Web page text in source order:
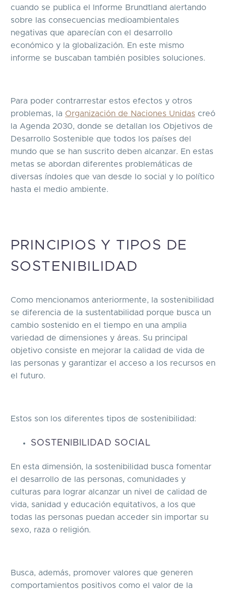
cuando se publica el Informe Brundtland alertando
sobre las consecuencias medioambientales
negativas que aparecían con el desarrollo
económico y la globalización. En este mismo
informe se buscaban también posibles soluciones.
Para poder contrarrestar estos efectos y otros
problemas, la Organización de Naciones Unidas creó
la Agenda 2030, donde se detallan los Objetivos de
Desarrollo Sostenible que todos los países del
mundo que se han suscrito deben alcanzar. En estas
metas se abordan diferentes problemáticas de
diversas índoles que van desde lo social y lo político
hasta el medio ambiente.
PRINCIPIOS Y TIPOS DE
SOSTENIBILIDAD
Como mencionamos anteriormente, la sostenibilidad
se diferencia de la sustentabilidad porque busca un
cambio sostenido en el tiempo en una amplia
variedad de dimensiones y áreas. Su principal
objetivo consiste en mejorar la calidad de vida de
las personas y garantizar el acceso a los recursos en
el futuro.
Estos son los diferentes tipos de sostenibilidad:
SOSTENIBILIDAD SOCIAL
En esta dimensión, la sostenibilidad busca fomentar
el desarrollo de las personas, comunidades y
culturas para lograr alcanzar un nivel de calidad de
vida, sanidad y educación equitativos, a los que
todas las personas puedan acceder sin importar su
sexo, raza o religión.
Busca, además, promover valores que generen
comportamientos positivos como el valor de la